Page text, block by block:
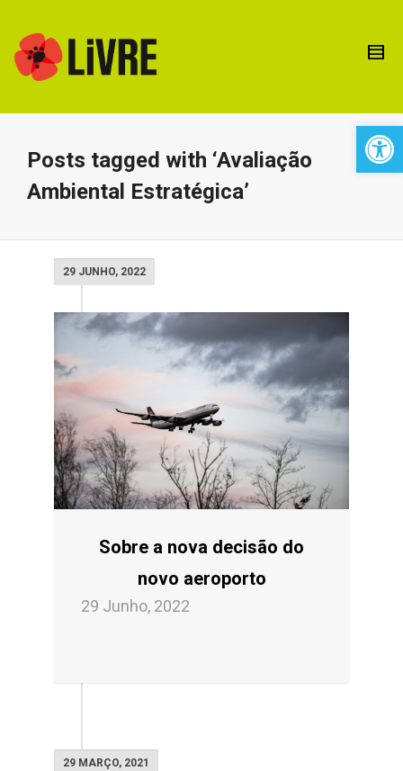
Posts tagged with ‘Avaliação
Ambiental Estratégica’
29 JUNHO, 2022
Sobre a nova decisão do
novo aeroporto
29 Junho, 2022
29 MARÇO, 2021